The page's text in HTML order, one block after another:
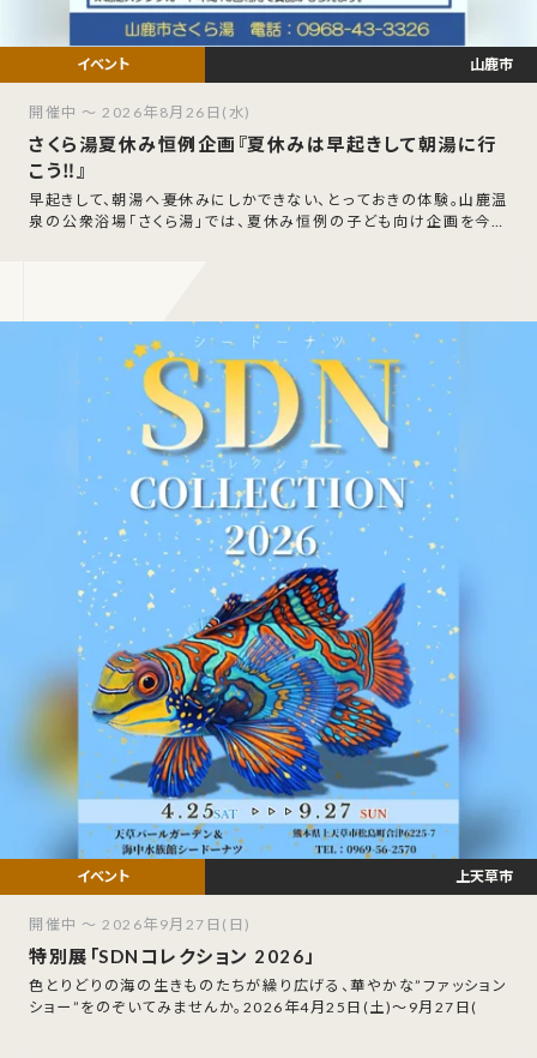
さくら湯夏休み恒例企画『夏休みは早起きして朝湯に行
こう‼』
早起きして、朝湯へ――夏休みにしかできない、とっておきの体験。山鹿温
泉の公衆浴場「さくら湯」では、夏休み恒例の子ども向け企画を今年
山鹿市
開催中 ～ 2026年8月26日(水)
特別展「SDNコレクション 2026」
色とりどりの海の生きものたちが繰り広げる、華やかな”ファッション
ショー”をのぞいてみませんか。2026年4月25日(土)〜9月27日(
上天草市
開催中 ～ 2026年9月27日(日)